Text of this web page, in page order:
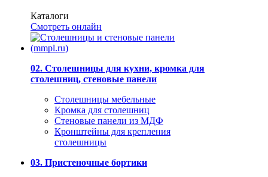
Каталоги
Смотреть онлайн
02. Столешницы для кухни, кромка для
столешниц, стеновые панели
Столешницы мебельные
Кромка для столешниц
Стеновые панели из МДФ
Кронштейны для крепления
столешницы
03. Пристеночные бортики